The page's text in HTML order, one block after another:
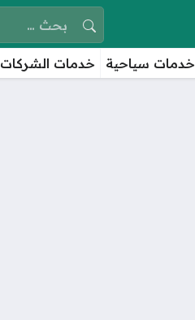
البحث عن:
خدمات سياحية خدمات الشركات